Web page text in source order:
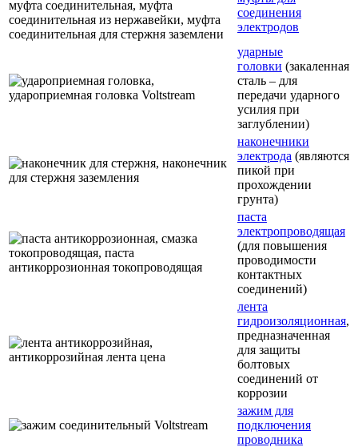
соединения
электродов
ударные
головки (закаленная
сталь – для
передачи ударного
усилия при
заглублении)
наконечники
электрода (являются
пикой при
прохождении
грунта)
паста
электропроводящая
(для повышения
проводимости
контактных
соединений)
лента
гидроизоляционная,
предназначенная
для защиты
болтовых
соединений от
коррозии
зажим для
подключения
проводника